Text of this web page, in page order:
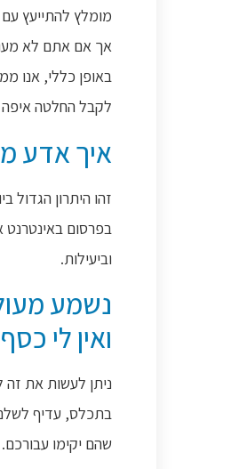
מומלץ להתייעץ עם
אך אם אתם לא
באופן כללי, אנו
לקבל החלטה
איך אדע
זהו היתרון הגדול
בפרסום באינטרנט
וביעילות.
נשמע
ואין לי
ניתן לעשות את זה
בתכלס, עדיף
שהם יקימו עבורכם.